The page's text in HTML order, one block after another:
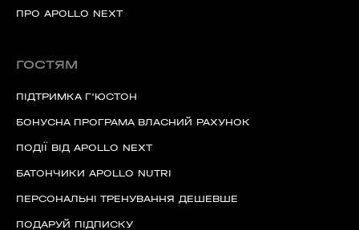
ПРО APOLLO NEXT
ГОСТЯМ
ПІДТРИМКА Г'ЮСТОН
БОНУСНА ПРОГРАМА ВЛАСНИЙ РАХУНОК
ПОДІЇ ВІД APOLLO NEXT
БАТОНЧИКИ APOLLO NUTRI
ПЕРСОНАЛЬНІ ТРЕНУВАННЯ ДЕШЕВШЕ
ПОДАРУЙ ПІДПИСКУ